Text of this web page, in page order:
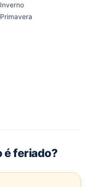
Inverno
Primavera
é feriado?